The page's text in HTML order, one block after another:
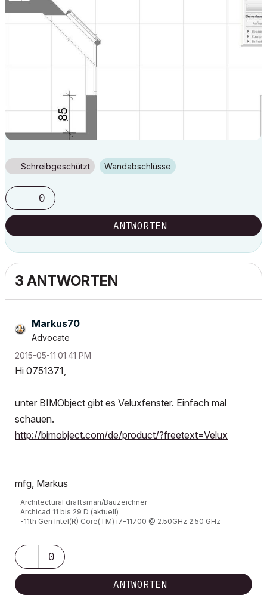
Schreibgeschützt Wandabschlüsse
0
ANTWORTEN
3 ANTWORTEN
Markus70
Advocate
‎2015-05-11 01:41 PM
Hi 0751371,
unter BIMObject gibt es Veluxfenster. Einfach mal
schauen.
http://bimobject.com/de/product/?freetext=Velux
mfg, Markus
Architectural draftsman/Bauzeichner
Archicad 11 bis 29 D (aktuell)
-11th Gen Intel(R) Core(TM) i7-11700 @ 2.50GHz 2.50 GHz
-NVIDIA Quadro RTX 4000
-Canon TM 300 + Scanner
0
ANTWORTEN